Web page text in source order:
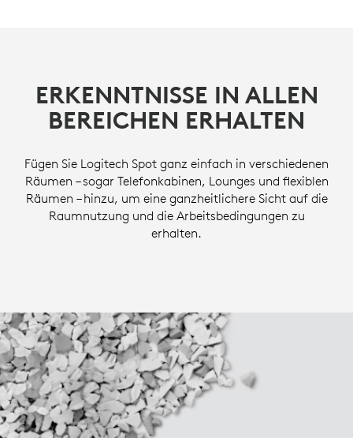
ERKENNTNISSE IN ALLEN
BEREICHEN ERHALTEN
Fügen Sie Logitech Spot ganz einfach in verschiedenen
Räumen – sogar Telefonkabinen, Lounges und flexiblen
Räumen – hinzu, um eine ganzheitlichere Sicht auf die
Raumnutzung und die Arbeitsbedingungen zu
erhalten.